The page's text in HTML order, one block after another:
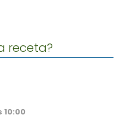
receta?
10:00